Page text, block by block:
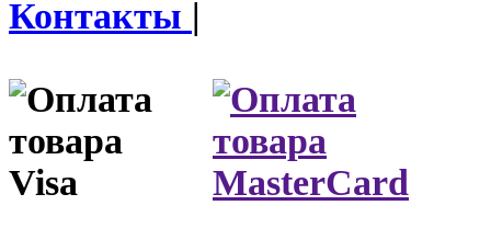
Контакты |